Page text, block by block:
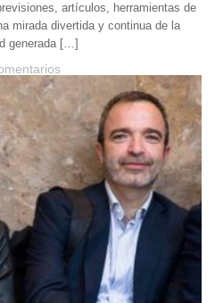
artículos, herramientas de
mirada divertida y continua de la
generada […]